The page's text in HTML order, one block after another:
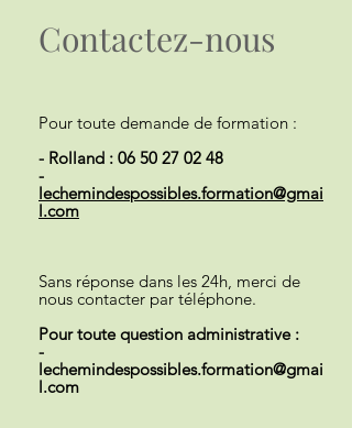
Contactez-nous
Pour toute demande de formation :
- Rolland : 06 50 27 02 48
-
lechemindespossibles.formation@gmai
l.com
Sans réponse dans les 24h, merci de
nous contacter par téléphone.
Pour toute question administrative :
-
lechemindespossibles.formation@gmai
l.com